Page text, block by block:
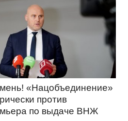
«Нацобъединение»
против
по выдаче ВНЖ